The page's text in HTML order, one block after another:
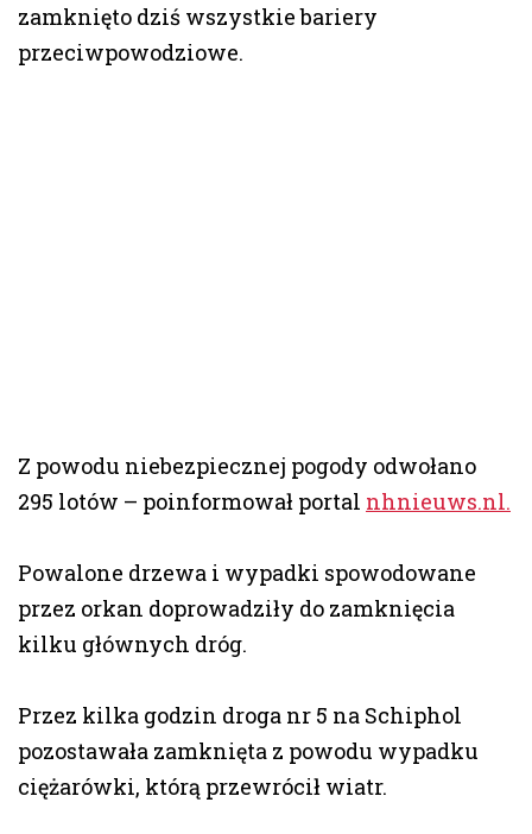
zamknięto dziś wszystkie bariery
przeciwpowodziowe.
Z powodu niebezpiecznej pogody odwołano
295 lotów – poinformował portal nhnieuws.nl.
Powalone drzewa i wypadki spowodowane
przez orkan doprowadziły do zamknięcia
kilku głównych dróg.
Przez kilka godzin droga nr 5 na Schiphol
pozostawała zamknięta z powodu wypadku
ciężarówki, którą przewrócił wiatr.